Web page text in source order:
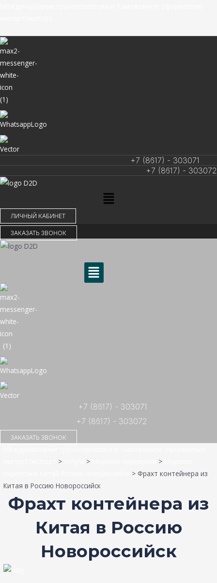
+7 (8617) - 303071
+7 (8617) - 303072
Меню
ЛИЧНЫЙ КАБИНЕТ
ЗАКАЗАТЬ ЗВОНОК
Меню
+7 (8617) - 303071
+7 (8617) - 303072
ЗАКАЗАТЬ ЗВОНОК
> > >
> Фрахт контейнера из
Китая в Россию Новороссийск
Фрахт контейнера из
Китая в Россию
Новороссийск